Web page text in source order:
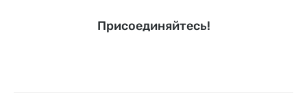
Присоединяйтесь!